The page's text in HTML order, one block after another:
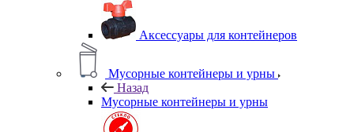
Аксессуары для контейнеров
Мусорные контейнеры и урны
Назад
Мусорные контейнеры и урны